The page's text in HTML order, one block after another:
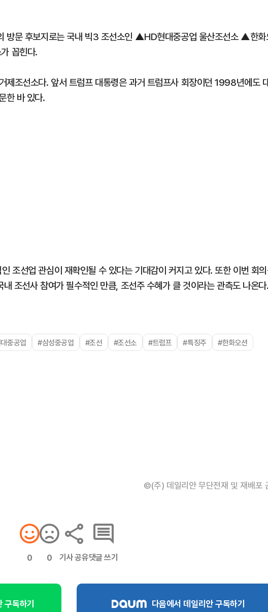
방문 후보지로는 국내 빅3 조선소인 ▲HD현대중공업 울산조선소 ▲한화
꼽힌다.
제조선소다. 앞서 트럼프 대통령은 과거 트럼프사 회장이던 1998년에도
한 바 있다.
조선업 관심이 재확인될 수 있다는 기대감이 커지고 있다. 또한 이번 회
조선사 참여가 필수적인 만큼, 조선주 수혜가 클 것이라는 관측도 나온다.
중공업 #삼성중공업 #조선 #조선소 #트럼프 #특징주 #한화오션
©(주) 데일리안 무단전재 및 재배포
0 0 기사 공유댓글 쓰기
구독하기 다음에서 데일리안 구독하기